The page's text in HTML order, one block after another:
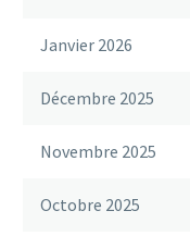
Janvier 2026
Décembre 2025
Novembre 2025
Octobre 2025